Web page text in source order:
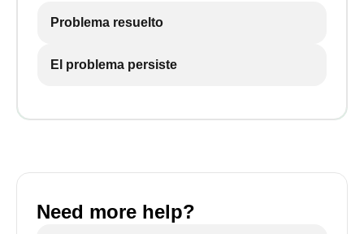
Problema resuelto
El problema persiste
Need more help?